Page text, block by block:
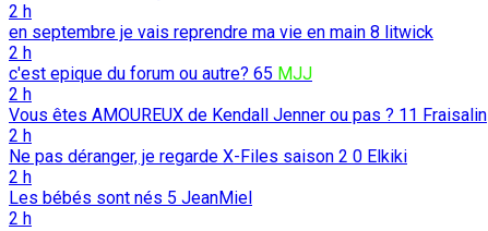
2 h
en septembre je vais reprendre ma vie en main 8 litwick
2 h
c'est epique du forum ou autre? 65 MJJ
2 h
Vous êtes AMOUREUX de Kendall Jenner ou pas ? 11 Fraisalin
2 h
Ne pas déranger, je regarde X-Files saison 2 0 Elkiki
2 h
Les bébés sont nés 5 JeanMiel
2 h